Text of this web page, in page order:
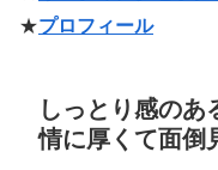
★プロフィール
しっとり感のあ
情に厚くて面倒